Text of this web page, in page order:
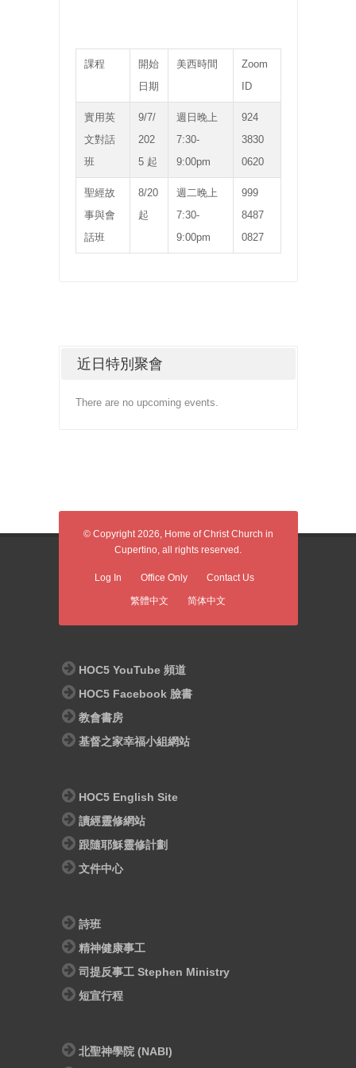
課程
開始
日期
美西時間
Zoom
ID
實用英
文對話
班
9/7/
202
5 起
週日晚上
7:30-
9:00pm
924
3830
0620
聖經故
事與會
話班
8/20
起
週二晚上
7:30-
9:00pm
999
8487
0827
近日特別聚會
There are no upcoming events.
© Copyright 2026, Home of Christ Church in
Cupertino, all rights reserved.
Log In Office Only Contact Us
繁體中文 简体中文
HOC5 YouTube 頻道
HOC5 Facebook 臉書
教會書房
基督之家幸福小組網站
HOC5 English Site
讀經靈修網站
跟隨耶穌靈修計劃
文件中心
詩班
精神健康事工
司提反事工 Stephen Ministry
短宣行程
北聖神學院 (NABI)